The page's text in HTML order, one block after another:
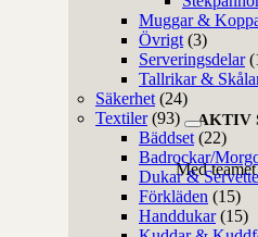
AKTIV
Med
Muggar &
Övrigt (3)
Serveringsdelar
Tallrikar &
Säkerhet (24)
Textiler (93)
Bäddset (22)
Badrockar/
Dukar &
Förkläden (15)
Handdukar (15)